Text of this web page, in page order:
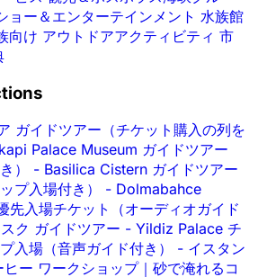
ョー＆エンターテインメント 水族館
向け アウトドアアクティビティ 市
ガイドツアー（チケット購入の列を
Palace Museum ガイドツアー
） - Basilica Cistern ガイドツアー
プ入場付き） - Dolmabahce
先入場チケット（オーディオガイド
ク ガイドツアー - Yildiz Palace チ
入場（音声ガイド付き） - イスタン
ー ワークショップ｜砂で淹れるコ